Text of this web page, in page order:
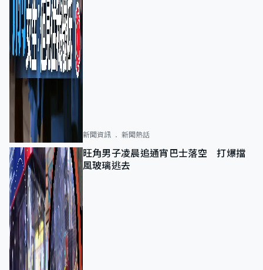
新聞資訊 新聞熱話
旺角男子凌晨追通宵巴士落空 打爆擋
風玻璃逃去